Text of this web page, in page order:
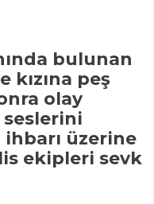
bulunan
kızına peş
olay
üzerine
ekipleri sevk